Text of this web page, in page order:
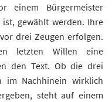
einem Bürgermeister
gewählt werden. Ihre
drei Zeugen erfolgen.
letzten Willen eine
den Text. Ob die drei
im Nachhinein wirklich
steht auf einem